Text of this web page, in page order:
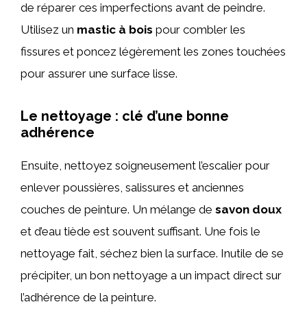
de réparer ces imperfections avant de peindre.
Utilisez un mastic à bois pour combler les
fissures et poncez légèrement les zones touchées
pour assurer une surface lisse.
Le nettoyage : clé d’une bonne
adhérence
Ensuite, nettoyez soigneusement l’escalier pour
enlever poussières, salissures et anciennes
couches de peinture. Un mélange de savon doux
et d’eau tiède est souvent suffisant. Une fois le
nettoyage fait, séchez bien la surface. Inutile de se
précipiter, un bon nettoyage a un impact direct sur
l’adhérence de la peinture.